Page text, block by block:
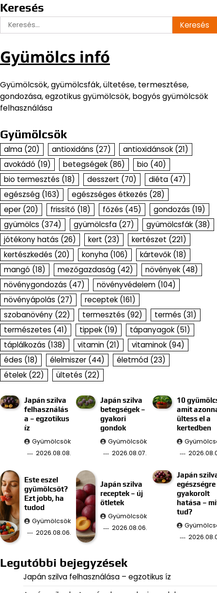
Keresés
Keresés:
Gyümölcs infó
Gyümölcsök, gyümölcsfák, ültetése, termesztése,
gondozása, egzotikus gyümölcsök, bogyós gyümölcsök
felhasználása
Gyümölcsök
alma (20) antioxidáns (27) antioxidánsok (21)
avokádó (19) betegségek (86) bio (40)
bio termesztés (18) desszert (70) diéta (47)
egészség (163) egészséges étkezés (28)
eper (20) frissítő (18) főzés (45) gondozás (19)
gyümölcs (374) gyümölcsfa (27) gyümölcsfák (38)
jótékony hatás (26) kert (23) kertészet (221)
kertészkedés (20) konyha (106) kártevők (18)
mangó (18) mezőgazdaság (42) növények (48)
növénygondozás (47) növényvédelem (104)
növényápolás (27) receptek (161)
szobanövény (22) termesztés (92) termés (31)
természetes (41) tippek (19) tápanyagok (51)
táplálkozás (138) vitamin (21) vitaminok (94)
édes (18) élelmiszer (44) életmód (23)
ételek (22) ültetés (22)
Japán szilva
felhasználás
a – egzotikus
íz
Gyümölcsök
2026.08.08.
Japán szilva
betegségek –
gyakori
gondok
Gyümölcsök
2026.08.07.
10
amit
ültess el a
kertedben
Este eszel
gyümölcsöt?
Ezt jobb, ha
tudod
Gyümölcsök
2026.08.06.
Japán szilva
receptek – új
ötletek
Gyümölcsök
2026.08.06.
Japán
egészségre
gyakorolt
hatása –
tud?
Legutóbbi bejegyzések
Japán szilva felhasználása – egzotikus íz